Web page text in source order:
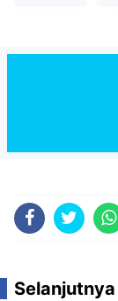
Selanjutnya